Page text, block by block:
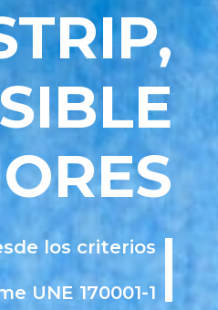
los criterios
UNE 170001-1